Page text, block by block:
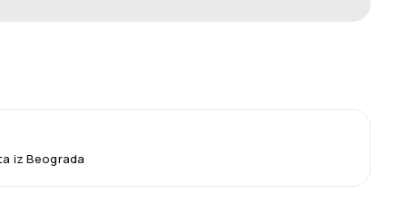
iz Beograda